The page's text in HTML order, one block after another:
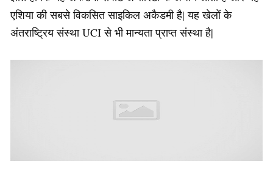
एशिया की सबसे विकसित साइकिल अकैडमी है| यह खेलों के
अंतराष्ट्रिय संस्था UCI से भी मान्यता प्राप्त संस्था है|